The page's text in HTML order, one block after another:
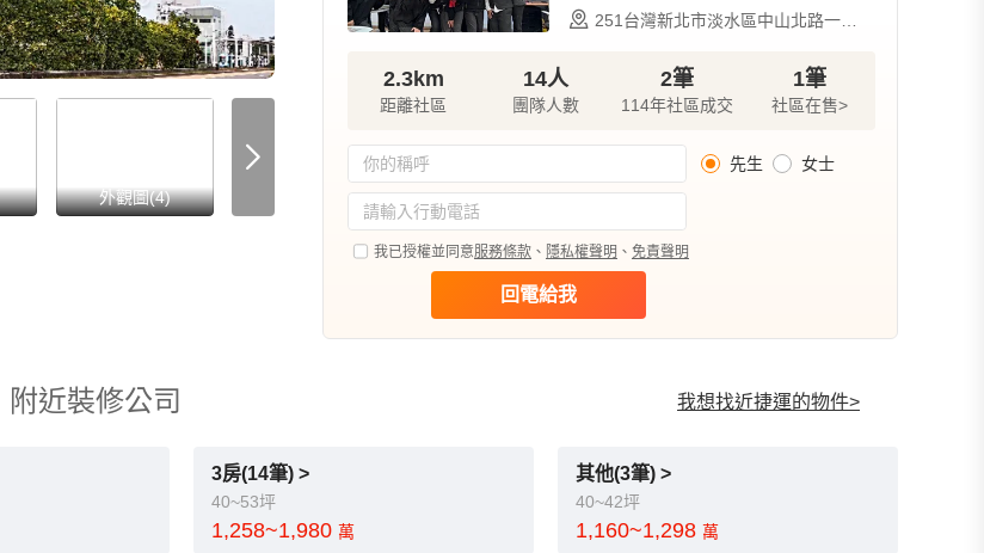
外觀圖(4) 平面圖(5) 格局圖(2)
251台灣新北市淡水區中山北路一段378號真善美大廈
2.3km
距離社區
14人
團隊人數
2筆
114年社區成交
1筆
社區在售>
先生 女士
我已授權並同意服務條款 、 隱私權聲明 、 免責聲明
回電給我
附近裝修公司 我想找近捷運的物件>
3房(14筆) >
40~53坪
1,258~1,980 萬
其他(3筆) >
40~42坪
1,160~1,298 萬